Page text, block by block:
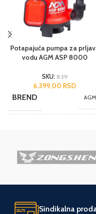
Potapajuća pumpa za
vodu AGM ASP 8000
SKU: 839
6.399,00 RSD
BREND AGM
JEDINICA MERE kom.
Sindikalna